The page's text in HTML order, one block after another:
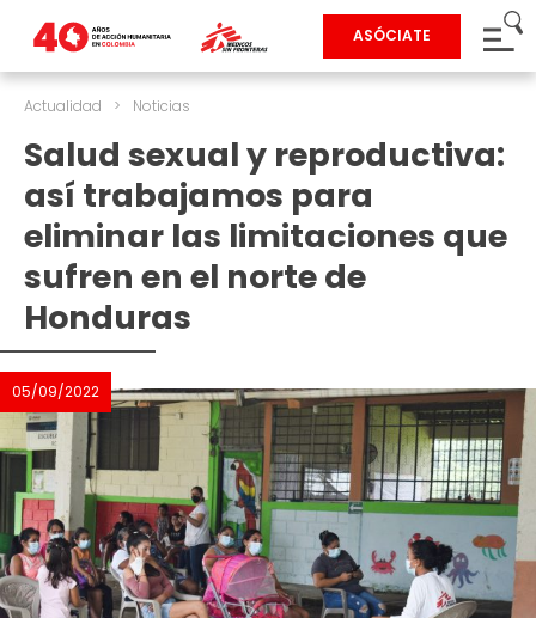
ASÓCIATE
Actualidad > Noticias
Salud sexual y reproductiva:
así trabajamos para
eliminar las limitaciones que
sufren en el norte de
Honduras
05/09/2022